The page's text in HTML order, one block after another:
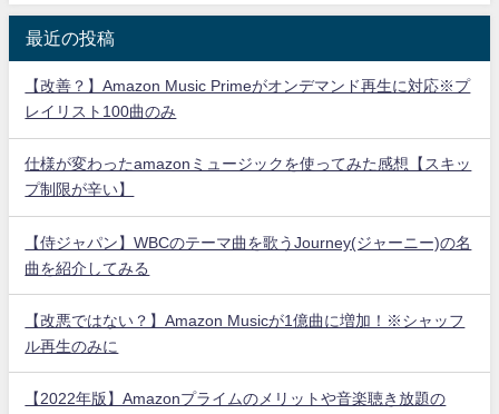
最近の投稿
【改善？】Amazon Music Primeがオンデマンド再生に対応※プ
レイリスト100曲のみ
仕様が変わったamazonミュージックを使ってみた感想【スキッ
プ制限が辛い】
【侍ジャパン】WBCのテーマ曲を歌うJourney(ジャーニー)の名
曲を紹介してみる
【改悪ではない？】Amazon Musicが1億曲に増加！※シャッフ
ル再生のみに
【2022年版】Amazonプライムのメリットや音楽聴き放題の